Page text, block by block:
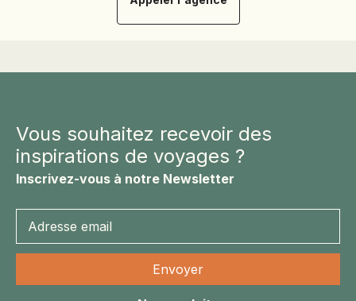
NICARAGUA
OMAN
OUGANDA
PANAMA
Vous souhaitez recevoir des
inspirations de voyages ?
Inscrivez-vous à notre Newsletter